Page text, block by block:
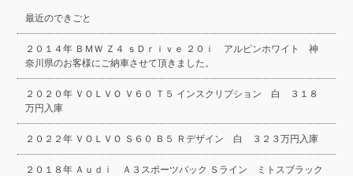
最近のできごと
２０１４年 ＢＭＷ Ｚ４ ｓＤｒｉｖｅ ２０ｉ アルピンホワイト 神
奈川県のお客様にご納車させて頂きました。
２０２０年 ＶＯＬＶＯ Ｖ６０ Ｔ５ インスクリプション 白 ３１８
万円入庫
２０２２年 ＶＯＬＶＯ Ｓ６０ Ｂ５ Ｒデザイン 白 ３２３万円入庫
２０１８年 Ａｕｄｉ Ａ３スポーツバック Ｓライン ミトスブラック